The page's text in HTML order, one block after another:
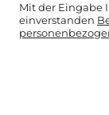
Mit der Eingabe
einverstanden